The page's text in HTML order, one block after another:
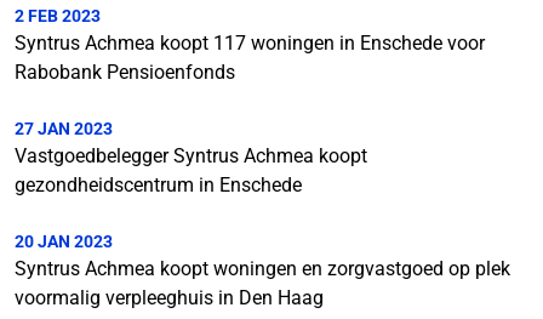
2 FEB 2023
Syntrus Achmea koopt 117 woningen in Enschede voor
Rabobank Pensioenfonds
27 JAN 2023
Vastgoedbelegger Syntrus Achmea koopt
gezondheidscentrum in Enschede
20 JAN 2023
Syntrus Achmea koopt woningen en zorgvastgoed op plek
voormalig verpleeghuis in Den Haag